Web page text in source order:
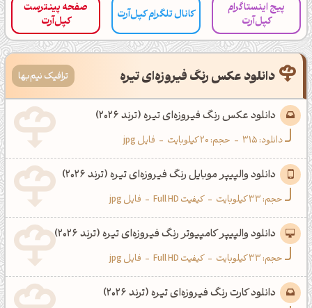
پیج اینستاگرام
کپل‌آرت
کانال تلگرام کپل‌آرت
صفحه پینترست
کپل‌آرت
دانلود عکس رنگ فیروزه‌ای تیره
(ترند 2026)
ترافیک نیم‌بها
دانلود عکس رنگ فیروزه‌ای تیره (ترند 2026)
دانلود:315
- حجم: 20 کیلوبایت - فایل jpg
دانلود والپیپر موبایل رنگ فیروزه‌ای تیره (ترند 2026)
حجم: 33 کیلوبایت - کیفیت Full HD - فایل jpg
دانلود والپیپر کامپیوتر رنگ فیروزه‌ای تیره (ترند 2026)
حجم: 33 کیلوبایت - کیفیت Full HD - فایل jpg
دانلود کارت رنگ فیروزه‌ای تیره (ترند 2026)